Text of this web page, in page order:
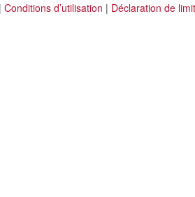
| Conditions d’utilisation | Déclaration de